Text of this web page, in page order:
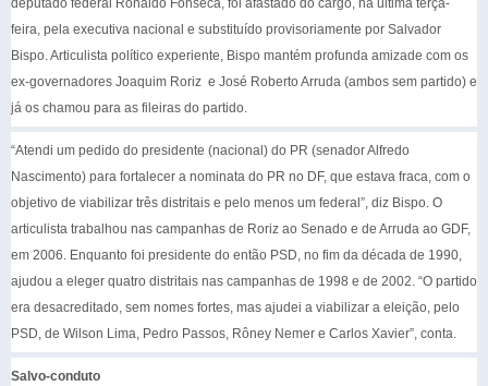
deputado federal Ronaldo Fonseca, foi afastado do cargo, na última terça-
feira, pela executiva nacional e substituído provisoriamente por Salvador
Bispo. Articulista político experiente, Bispo mantém profunda amizade com os
ex-governadores Joaquim Roriz e José Roberto Arruda (ambos sem partido) e
já os chamou para as fileiras do partido.
“Atendi um pedido do presidente (nacional) do PR (senador Alfredo
Nascimento) para fortalecer a nominata do PR no DF, que estava fraca, com o
objetivo de viabilizar três distritais e pelo menos um federal”, diz Bispo. O
articulista trabalhou nas campanhas de Roriz ao Senado e de Arruda ao GDF,
em 2006. Enquanto foi presidente do então PSD, no fim da década de 1990,
ajudou a eleger quatro distritais nas campanhas de 1998 e de 2002. “O partido
era desacreditado, sem nomes fortes, mas ajudei a viabilizar a eleição, pelo
PSD, de Wilson Lima, Pedro Passos, Rôney Nemer e Carlos Xavier”, conta.
Salvo-conduto